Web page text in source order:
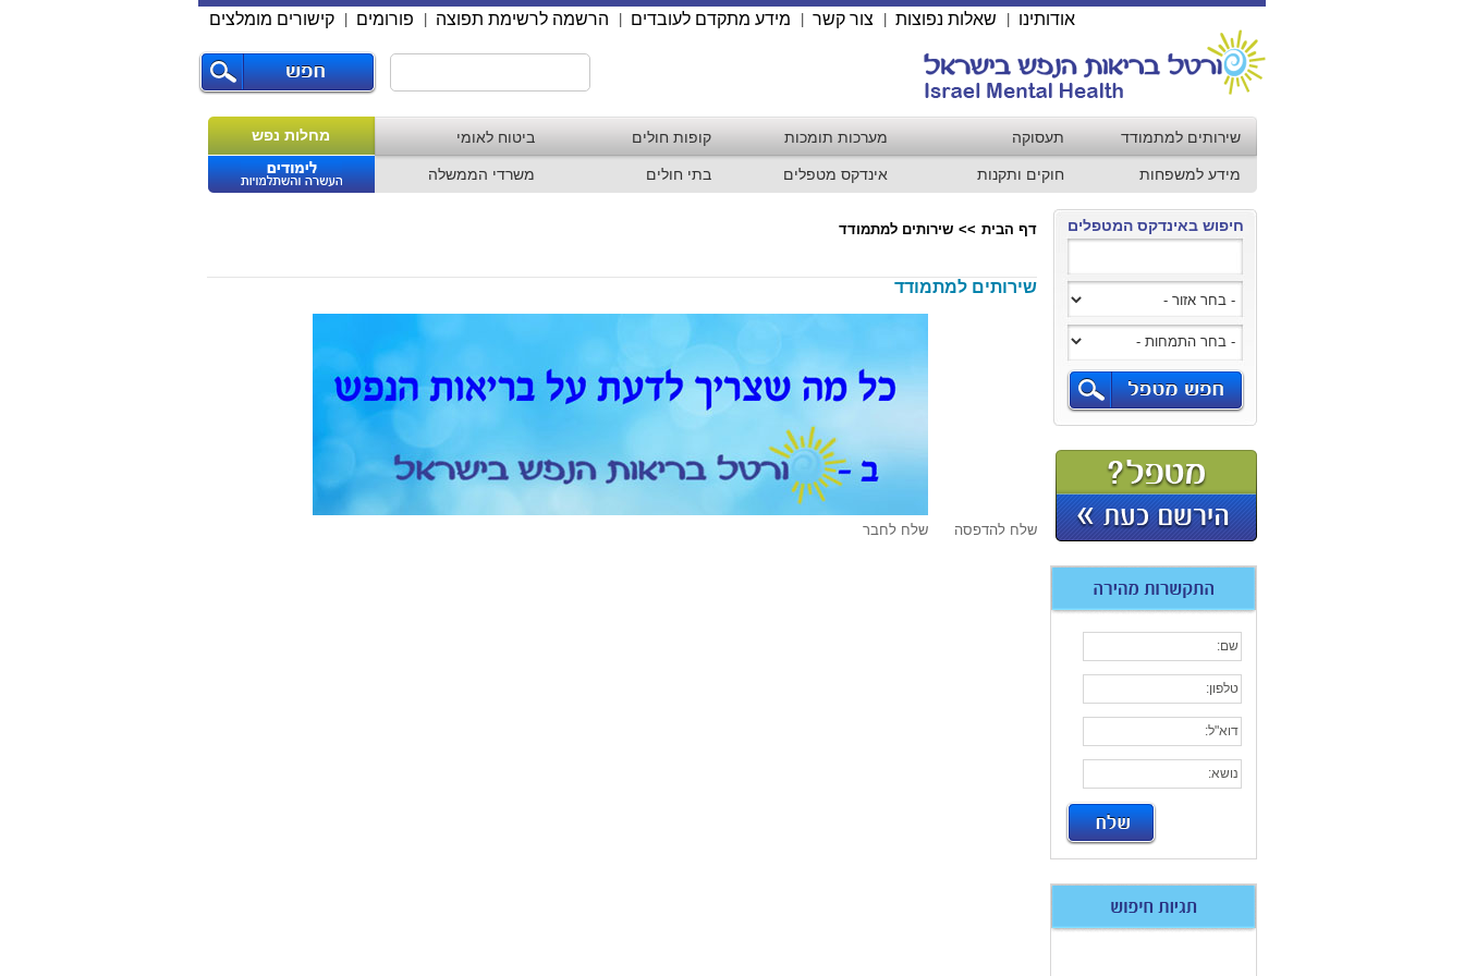
אודותינו שאלות נפוצות צור קשר מידע מתקדם לעובדים הרשמה לרשימת תפוצה פורומים קישורים מומלצים
מחלות נפש שירותים למתמודד תעסוקה מערכות תומכות קופות חולים ביטוח לאומי
מידע למשפחות חוקים ותקנות אינדקס מטפלים בתי חולים משרדי הממשלה
חיפוש באינדקס המטפלים דף הבית >> שירותים למתמודד
שירותים למתמודד
שלח להדפסה שלח לחבר